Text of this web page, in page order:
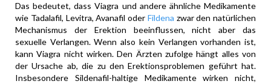
Das bedeutet, dass Viagra und andere ähnliche Medikamente
wie Tadalafil, Levitra, Avanafil oder Fildena zwar den natürlichen
Mechanismus der Erektion beeinflussen, nicht aber das
sexuelle Verlangen. Wenn also kein Verlangen vorhanden ist,
kann Viagra nicht wirken. Den Ärzten zufolge hängt alles von
der Ursache ab, die zu den Erektionsproblemen geführt hat.
Insbesondere Sildenafil-haltige Medikamente wirken nicht,